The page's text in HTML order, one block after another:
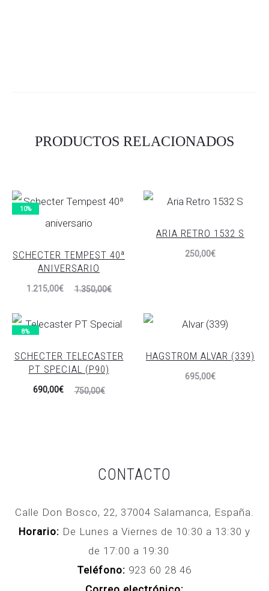
PRODUCTOS RELACIONADOS
10%
SCHECTER TEMPEST 40ª
ANIVERSARIO
1.350,00€
El
original
1.350,00€.
1.215,00€
actual
ARIA RETRO 1532 S
250,00€
8%
SCHECTER TELECASTER
PT SPECIAL (P90)
750,00€
El
690,00€
El
HAGSTROM ALVAR (339)
695,00€
CONTACTO
Calle Don Bosco, 22, 37004 Salamanca, España.
Horario: De Lunes a Viernes de 10:30 a 13:30 y
de 17:00 a 19:30
Teléfono: 923 60 28 46